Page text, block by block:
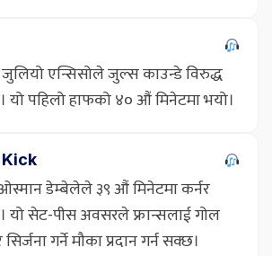
जुलियो एन्सिसोले जुल्स काउन्डे विरुद्ध
यो पहिलो हाफको ४० औं मिनेटमा भयो।
डेम्बेलेले ३९ औं मिनेटमा कर्नर
यो सेट-पीस अवसरले फ्रान्सलाई गोल
गर्ने मौका प्रदान गर्न सक्छ।